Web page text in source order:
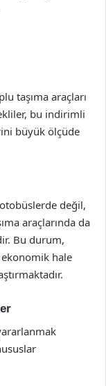
taşıma araçları
bu indirimli
büyük ölçüde
değil,
araçlarında da
Bu durum,
ekonomik hale